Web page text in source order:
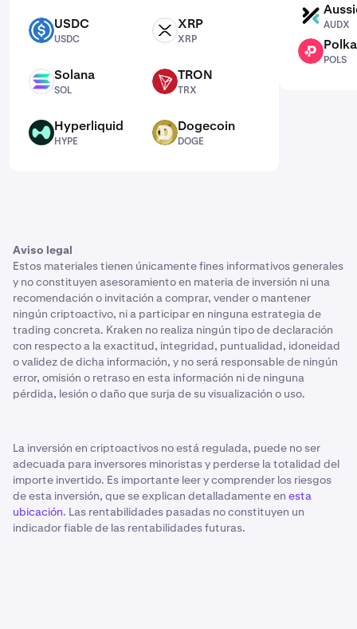
USDC USDC
USDC
XRP XRP
XRP
SOL Solana
SOL
TRX TRON
TRX
HYPE Hyperliquid
HYPE
DOGE Dogecoin
DOGE
AUDX
AUDX
POLS
POLS
Aviso legal
Estos materiales tienen únicamente fines informativos generales
y no constituyen asesoramiento en materia de inversión ni una
recomendación o invitación a comprar, vender o mantener
ningún criptoactivo, ni a participar en ninguna estrategia de
trading concreta. Kraken no realiza ningún tipo de declaración
con respecto a la exactitud, integridad, puntualidad, idoneidad
o validez de dicha información, y no será responsable de ningún
error, omisión o retraso en esta información ni de ninguna
pérdida, lesión o daño que surja de su visualización o uso.
La inversión en criptoactivos no está regulada, puede no ser
adecuada para inversores minoristas y perderse la totalidad del
importe invertido. Es importante leer y comprender los riesgos
de esta inversión, que se explican detalladamente en esta
ubicación. Las rentabilidades pasadas no constituyen un
indicador fiable de las rentabilidades futuras.